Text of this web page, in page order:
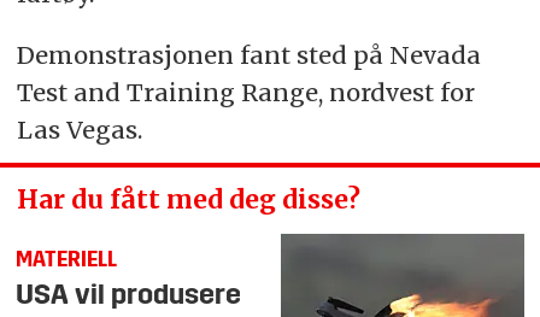
Demonstrasjonen fant sted på Nevada
Test and Training Range, nordvest for
Las Vegas.
Har du fått med deg disse?
MATERIELL
USA vil produsere